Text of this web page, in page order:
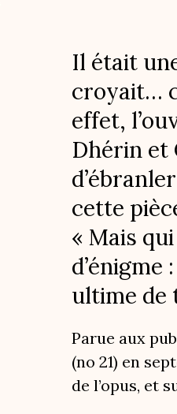
Il était
croyait…
effet,
Dhérin et
cette
« Mais
ultime de
Parue aux
(no 21) en
de l’opus, et